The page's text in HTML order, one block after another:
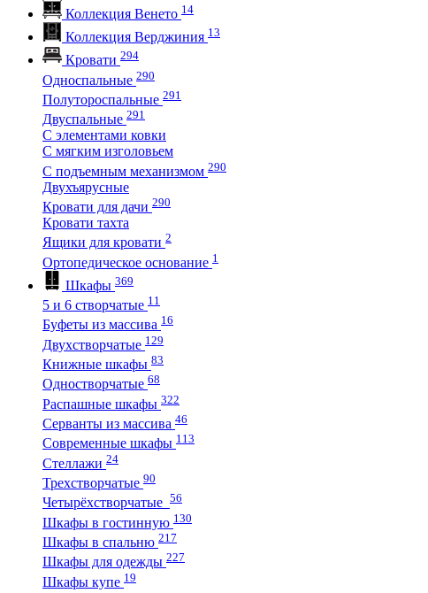
Коллекция Венето 14
Коллекция Верджиния 13
Кровати 294
Односпальные 290
Полутороспальные 291
Двуспальные 291
С элементами ковки
С мягким изголовьем
С подъемным механизмом 290
Двухъярусные
Кровати для дачи 290
Кровати тахта
Ящики для кровати 2
Ортопедическое основание 1
Шкафы 369
5 и 6 створчатые 11
Буфеты из массива 16
Двухстворчатые 129
Книжные шкафы 83
Одностворчатые 68
Распашные шкафы 322
Серванты из массива 46
Современные шкафы 113
Стеллажи 24
Трехстворчатые 90
Четырёхстворчатые 56
Шкафы в гостинную 130
Шкафы в спальню 217
Шкафы для одежды 227
Шкафы купе 19